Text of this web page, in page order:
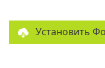
Установить